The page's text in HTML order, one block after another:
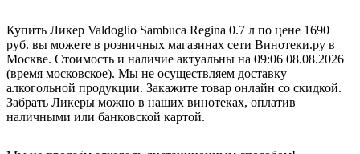
Купить Ликер Valdoglio Sambuca Regina 0.7 л по цене 1690
руб. вы можете в розничных магазинах сети Винотеки.ру в
Москве. Стоимость и наличие актуальны на 09:06 08.08.2026
(время московское). Мы не осуществляем доставку
алкогольной продукции. Закажите товар онлайн со скидкой.
Забрать Ликеры можно в наших винотеках, оплатив
наличными или банковской картой.